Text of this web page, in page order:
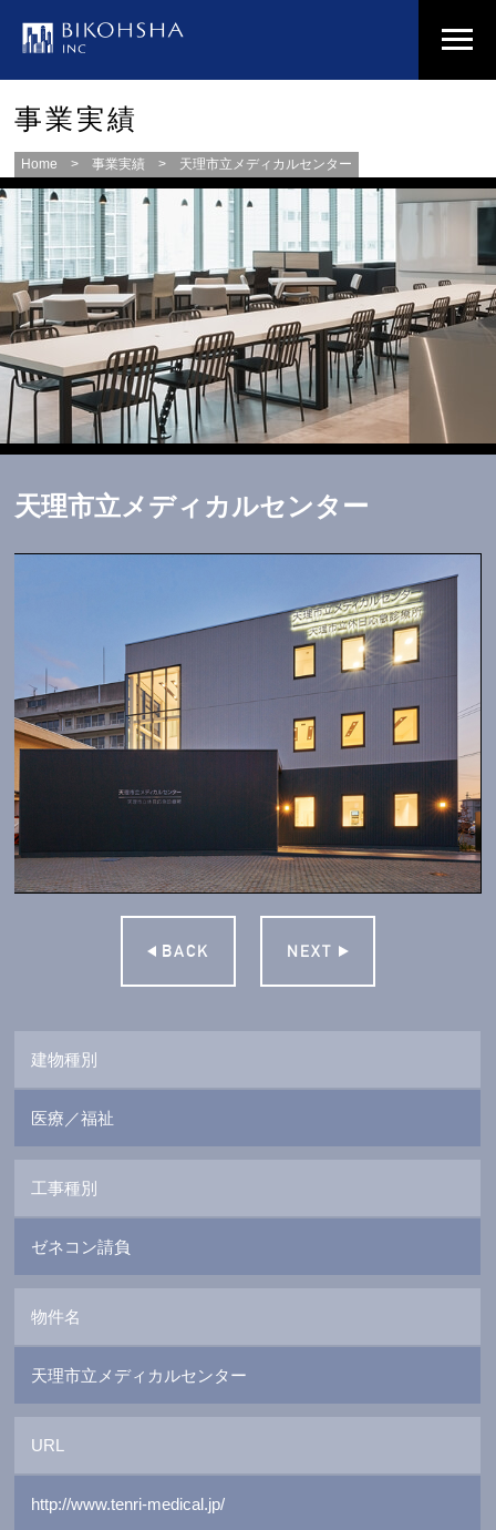
事業実績
Home >事業実績 > 天理市立メディカルセンター
天理市立メディカルセンター
BACK NEXT
建物種別
医療／福祉
工事種別
ゼネコン請負
物件名
天理市立メディカルセンター
URL
http://www.tenri-medical.jp/